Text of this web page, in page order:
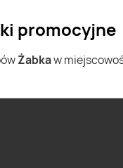
promocyjne
Żabkaw